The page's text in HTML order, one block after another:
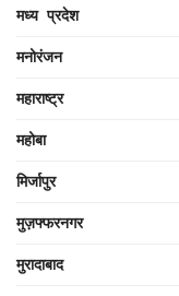
मध्य प्रदेश
मनोरंजन
महाराष्ट्र
महोबा
मिर्जापुर
मुज़फ्फरनगर
मुरादाबाद